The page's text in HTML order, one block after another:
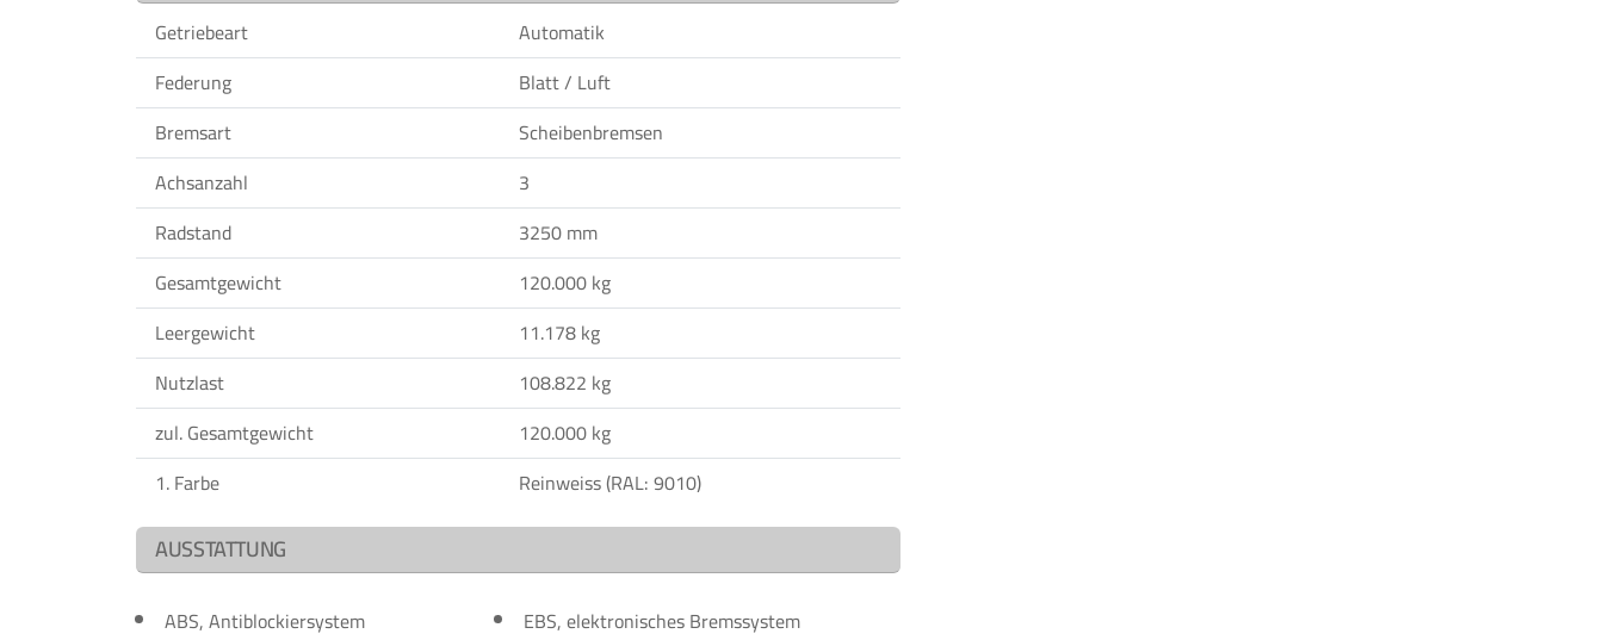
Getriebeart
Automatik
Federung
Blatt / Luft
Bremsart
Scheibenbremsen
Achsanzahl
3
Radstand
3250 mm
Gesamtgewicht
120.000 kg
Leergewicht
11.178 kg
Nutzlast
108.822 kg
zul. Gesamtgewicht
120.000 kg
1. Farbe
Reinweiss (RAL: 9010)
AUSSTATTUNG
ABS, Antiblockiersystem
EBS, elektronisches Bremssystem